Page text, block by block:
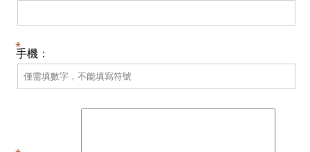
手機：